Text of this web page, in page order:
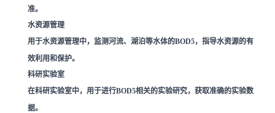
准。
水资源管理
用于水资源管理中，监测河流、湖泊等水体的BOD5，指导水资源的有
效利用和保护。
科研实验室
在科研实验室中，用于进行BOD5相关的实验研究，获取准确的实验数
据。